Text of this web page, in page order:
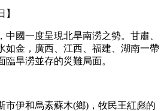
】
國一度呈現北旱南澇之勢。甘肅、
如金，廣西、江西、福建、湖南一帶
旱澇並存的災難局面。
市伊和烏素蘇木(鄉)，牧民王紅彪的